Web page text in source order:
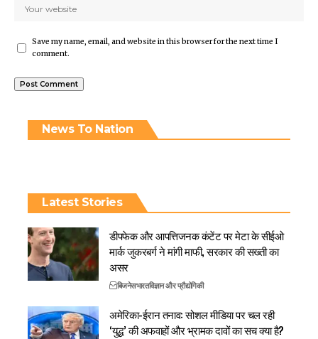
Save my name, email, and website in this browser for the next time I
comment.
News To Nation
Latest Stories
डीपफेक और आपत्तिजनक कंटेंट पर मेटा के सीईओ
मार्क जुकरबर्ग ने मांगी माफी, सरकार की सख्ती का
असर
बिजनेसभारतविज्ञान और प्रौद्योगिकी
अमेरिका-ईरान तनाव: सोशल मीडिया पर चल रही
‘युद्ध’ की अफवाहों और भ्रामक दावों का सच क्या है?